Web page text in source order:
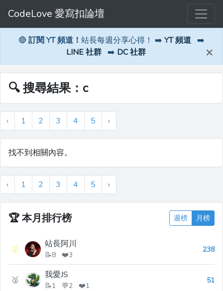
CodeLove 愛寫扣論壇
🔴 訂閱 YT 頻道！ 站長每週分享心得！ ➡️ YT 頻道 ➡️
LINE 社群 ➡️ DC 社群 ×
🔍 搜尋結果：c
‹ 1 2 3 4 5 ›
找不到相關內容。
‹ 1 2 3 4 5 ›
🏆本月排行榜 週榜 月榜
🥇 站長阿川
📝8 ❤️3
238
🥈 我愛JS
📝1 💬2 ❤️1
51